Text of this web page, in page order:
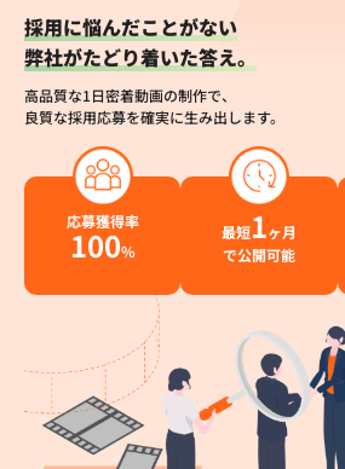
採用に悩んだことがない
弊社がたどり着いた答え。
高品質な1日密着動画の制作で、
良質な採用応募を確実に生み出します。
応募獲得率
100%
最短1ヶ月
で公開可能